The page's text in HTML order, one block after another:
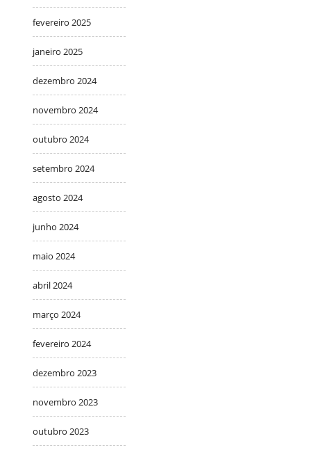
fevereiro 2025
janeiro 2025
dezembro 2024
novembro 2024
outubro 2024
setembro 2024
agosto 2024
junho 2024
maio 2024
abril 2024
março 2024
fevereiro 2024
dezembro 2023
novembro 2023
outubro 2023